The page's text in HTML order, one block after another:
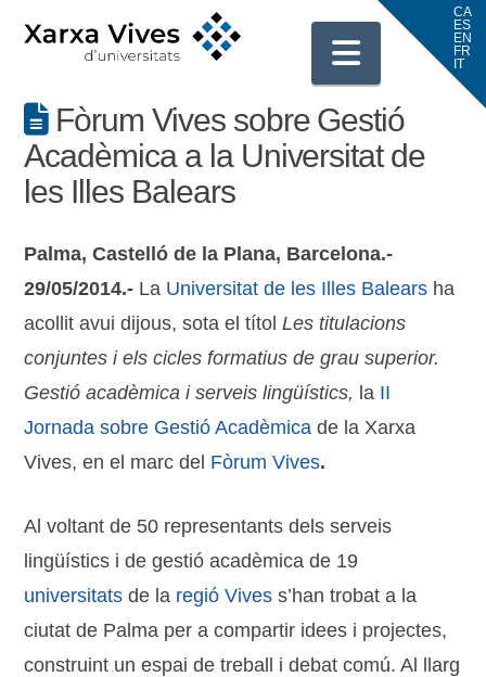
Fòrum Vives sobre Gestió
Acadèmica a la Universitat de
les Illes Balears
Palma, Castelló de la Plana, Barcelona.-
29/05/2014.- La Universitat de les Illes Balears ha
acollit avui dijous, sota el títolLes titulacions
conjuntes i els cicles formatius de grau superior.
Gestió acadèmica i serveis lingüístics, la II
Jornada sobre Gestió Acadèmica de la Xarxa
Vives, en el marc del Fòrum Vives.
Al voltant de 50 representants dels serveis
lingüístics i de gestió acadèmica de 19
universitatsde la regió Vives s’han trobat a la
ciutat de Palma per a compartir idees i projectes,
construint un espai de treball i debat comú. Al llarg